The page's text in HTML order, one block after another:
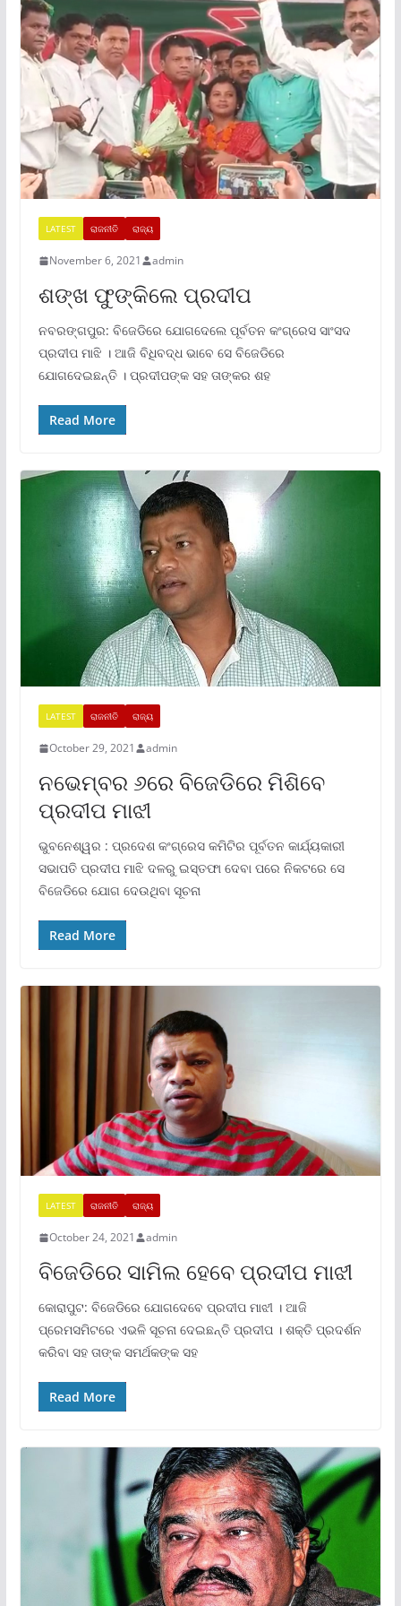
LATEST ରାଜନୀତି ରାଜ୍ୟ
November 6, 2021 admin
ଶଙ୍ଖ ଫୁଙ୍କିଲେ ପ୍ରଦୀପ
ନବରଙ୍ଗପୁର: ବିଜେଡିରେ ଯୋଗଦେଲେ ପୂର୍ବତନ କଂଗ୍ରେସ ସାଂସଦ
ପ୍ରଦୀପ ମାଝି । ଆଜି ବିଧିବଦ୍ଧ ଭାବେ ସେ ବିଜେଡିରେ
ଯୋଗଦେଇଛନ୍ତି । ପ୍ରଦୀପଙ୍କ ସହ ତାଙ୍କର ଶହ
Read More
LATEST ରାଜନୀତି ରାଜ୍ୟ
October 29, 2021 admin
ନଭେମ୍ବର ୬ରେ ବିଜେଡିରେ ମିଶିବେ
ପ୍ରଦୀପ ମାଝୀ
ଭୁବନେଶ୍ୱର : ପ୍ରଦେଶ କଂଗ୍ରେସ କମିଟିର ପୂର୍ବତନ କାର୍ଯ୍ୟକାରୀ
ସଭାପତି ପ୍ରଦୀପ ମାଝି ଦଳରୁ ଇସ୍ତଫା ଦେବା ପରେ ନିକଟରେ ସେ
ବିଜେଡିରେ ଯୋଗ ଦେଉଥିବା ସୂଚନା
Read More
LATEST ରାଜନୀତି ରାଜ୍ୟ
October 24, 2021 admin
ବିଜେଡିରେ ସାମିଲ ହେବେ ପ୍ରଦୀପ ମାଝୀ
କୋରାପୁଟ: ବିଜେଡିରେ ଯୋଗଦେବେ ପ୍ରଦୀପ ମାଝୀ । ଆଜି
ପ୍ରେମସମିଟରେ ଏଭଳି ସୂଚନା ଦେଇଛନ୍ତି ପ୍ରଦୀପ । ଶକ୍ତି ପ୍ରଦର୍ଶନ
କରିବା ସହ ତାଙ୍କ ସମର୍ଥକଙ୍କ ସହ
Read More